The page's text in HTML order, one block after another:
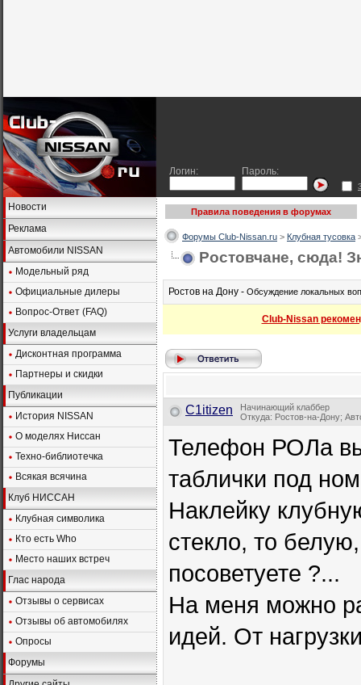
Логин: Пароль:
Новости
Реклама
Автомобили NISSAN
Модельный ряд
Официальные дилеры
Вопрос-Ответ (FAQ)
Услуги владельцам
Дисконтная программа
Партнеры и скидки
Публикации
История NISSAN
О моделях Ниссан
Техно-библиотечка
Всякая всячина
Клуб НИССАН
Клубная символика
Кто есть Who
Место наших встреч
Глас народа
Отзывы о сервисах
Отзывы об автомобилях
Опросы
Форумы
Правила поведения в форумах
Форумы Club-Nissan.ru > Клубная тусовка
Ростовчане, сюда!
Ростов на Дону - Обсуждение локальных
Club-Nissan
C1itizen
Начинающий клаббер
Откуда: Ростов-на-Дону;
Телефон РОЛа
таблички под
Наклейку
стекло, то
посоветуете ?...
На меня можно
идей. От